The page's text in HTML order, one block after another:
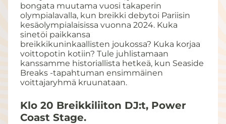
bongata muutama vuosi takaperin
olympialavalla, kun breikki debytoi Pariisin
kesäolympialaisissa vuonna 2024. Kuka
sinetöi paikkansa
breikkikuninkaallisten joukossa? Kuka korjaa
voittopotin kotiin? Tule juhlistamaan
kanssamme historiallista hetkeä, kun Seaside
Breaks -tapahtuman ensimmäinen
voittajaryhmä kruunataan.
Klo 20 Breikkiliiton DJ:t, Power
Coast Stage.